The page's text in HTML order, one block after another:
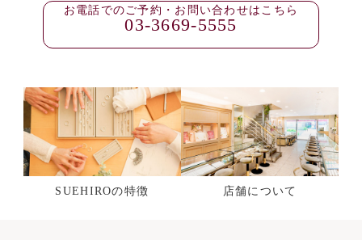
お電話でのご予約・お問い合わせはこちら
03-3669-5555
SUEHIROの特徴 店舗について